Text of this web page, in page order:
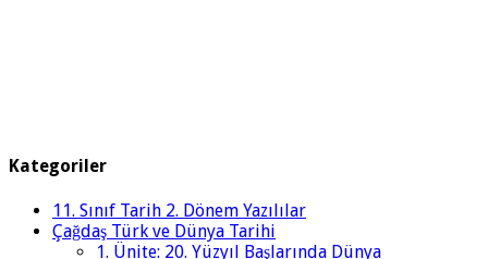
Kategoriler
11. Sınıf Tarih 2. Dönem Yazılılar
Çağdaş Türk ve Dünya Tarihi
1. Ünite: 20. Yüzyıl Başlarında Dünya